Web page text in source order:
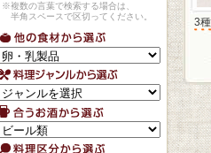
※複数の言葉で検索する場合は、
半角スペースで区切ってください。
3